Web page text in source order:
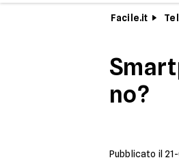
Facile.it
no?
Pubblicato il